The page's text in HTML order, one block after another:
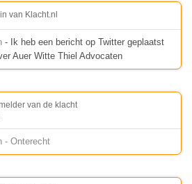
van Klacht.nl
- Ik heb een bericht op Twitter geplaatst
Auer Witte Thiel Advocaten
van de klacht
- Onterecht